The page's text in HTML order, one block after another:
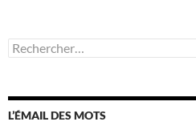
Rechercher :
L’ÉMAIL DES MOTS